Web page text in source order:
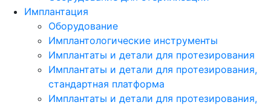
Имплантация
Оборудование
Имплантологические инструменты
Имплантаты и детали для протезирования
Имплантаты и детали для протезирования,
стандартная платформа
Имплантаты и детали для протезирования,